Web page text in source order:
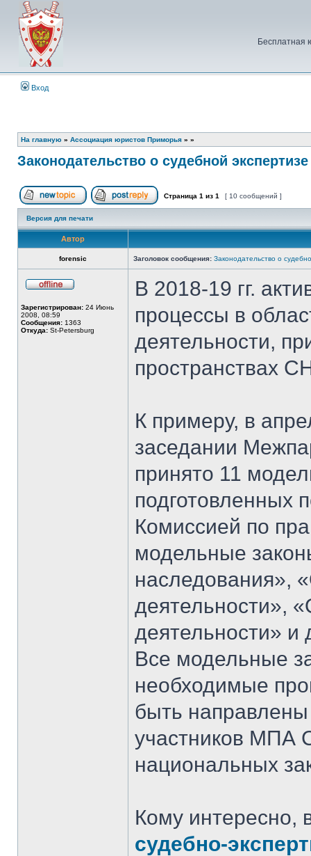
Бесплатная
Вход
На главную » Ассоциация юристов Приморья » »
Законодательство о судебной экспертизе
Начать новую тему Ответить на тему
Страница 1 из 1 [ 10 сообщений ]
Версия для печати
Автор
forensic Заголовок сообщения: Законодательство о
сети
Зарегистрирован: 24 Июнь
2008, 08:59
Сообщения: 1363
Откуда: St-Petersburg
В 2018-19 гг.
процессы в
деятельности,
пространствах
К примеру, в
заседании
принято 11
Комиссией по
модельные
наследования»,
деятельности»,
деятельности» и
Все модельные
необходимые
быть
участников МПА
национальных
Кому интересно,
судебно-